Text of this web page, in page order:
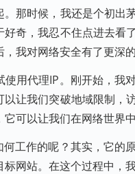
那时候，我还是个初出
奇，我忍不住点进去看
我对网络安全有了更深的
使用代理IP。刚开始，我
让我们突破地域限制，
可以让我们在网络世界中
工作的呢？其实，它的
网站。在这个过程中，